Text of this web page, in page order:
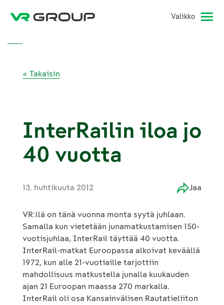
Valikko
« Takaisin
InterRailin iloa jo
40 vuotta
13. huhtikuuta 2012 Jaa
VR:llä on tänä vuonna monta syytä juhlaan.
Samalla kun vietetään junamatkustamisen 150-
vuotisjuhlaa, InterRail täyttää 40 vuotta.
InterRail-matkat Euroopassa alkoivat keväällä
1972, kun alle 21-vuotiaille tarjottiin
mahdollisuus matkustella junalla kuukauden
ajan 21 Euroopan maassa 270 markalla.
InterRail oli osa Kansainvälisen Rautatieliiton